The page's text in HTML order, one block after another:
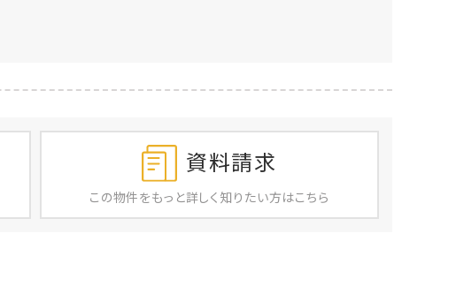
資料請求
この物件をもっと詳しく 知りたい方はこちら